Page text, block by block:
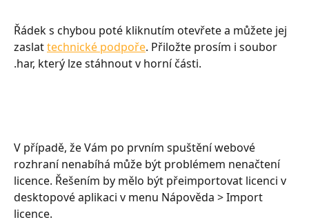
Řádek s chybou poté kliknutím otevřete a můžete jej
zaslat technické podpoře. Přiložte prosím i soubor
.har, který lze stáhnout v horní části.
V případě, že Vám po prvním spuštění webové
rozhraní nenabíhá může být problémem nenačtení
licence. Řešením by mělo být přeimportovat licenci v
desktopové aplikaci v menu Nápověda > Import
licence.